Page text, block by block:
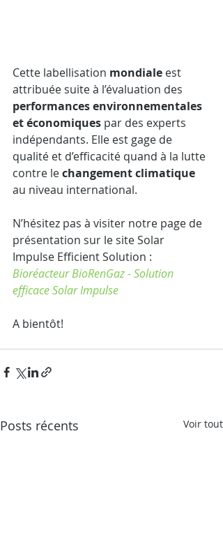
Cette labellisation mondiale est
attribuée suite à l’évaluation des
performances environnementales
et économiques par des experts
indépendants. Elle est gage de
qualité et d’efficacité quand à la lutte
contre le changement climatique
au niveau international.
N’hésitez pas à visiter notre page de
présentation sur le site Solar
Impulse Efficient Solution :
Bioréacteur BioRenGaz - Solution
efficace Solar Impulse
A bientôt!
Posts récents Voir tout